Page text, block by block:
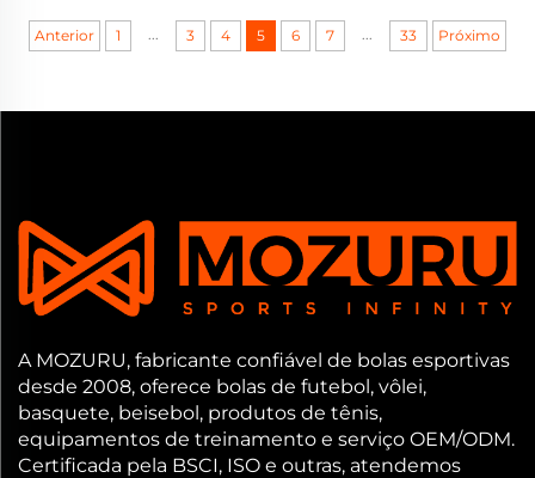
Anterior 1 3 4 5 6 7 33 Próximo
A MOZURU, fabricante confiável de bolas esportivas
desde 2008, oferece bolas de futebol, vôlei,
basquete, beisebol, produtos de tênis,
equipamentos de treinamento e serviço OEM/ODM.
Certificada pela BSCI, ISO e outras, atendemos